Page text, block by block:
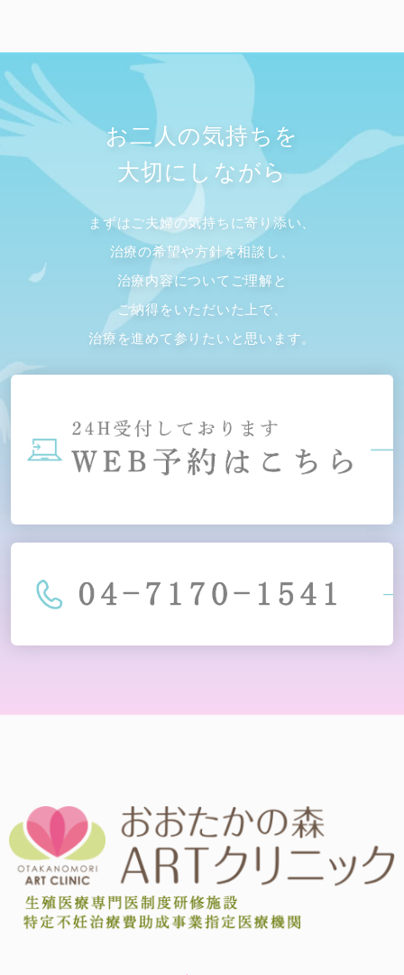
お二人の気持ちを
大切にしながら
まずはご夫婦の気持ちに寄り添い、
治療の希望や方針を相談し、
治療内容についてご理解と
ご納得をいただいた上で、
治療を進めて参りたいと思います。